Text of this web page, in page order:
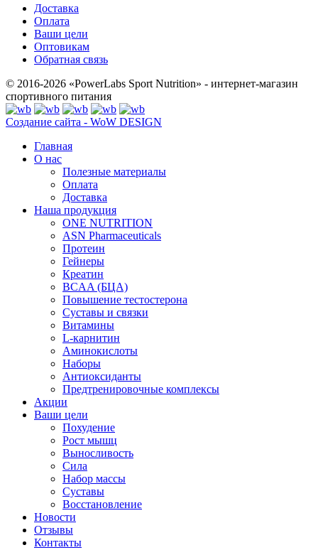
Доставка
Оплата
Ваши цели
Оптовикам
Обратная связь
© 2016-2026 «PowerLabs Sport Nutrition» - интернет-магазин
спортивного питания
Создание сайта - WoW DESIGN
Главная
О нас
Полезные материалы
Оплата
Доставка
Наша продукция
ONE NUTRITION
ASN Pharmaceuticals
Протеин
Гейнеры
Креатин
BCAA (БЦА)
Повышение тестостерона
Суставы и связки
Витамины
L-карнитин
Аминокислоты
Наборы
Антиоксиданты
Предтренировочные комплексы
Акции
Ваши цели
Похудение
Рост мышц
Выносливость
Сила
Набор массы
Суставы
Восстановление
Новости
Отзывы
Контакты